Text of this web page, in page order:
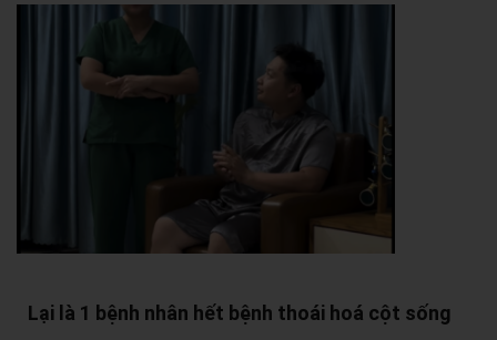
Lại là 1 bệnh nhân hết bệnh thoái hoá cột sống